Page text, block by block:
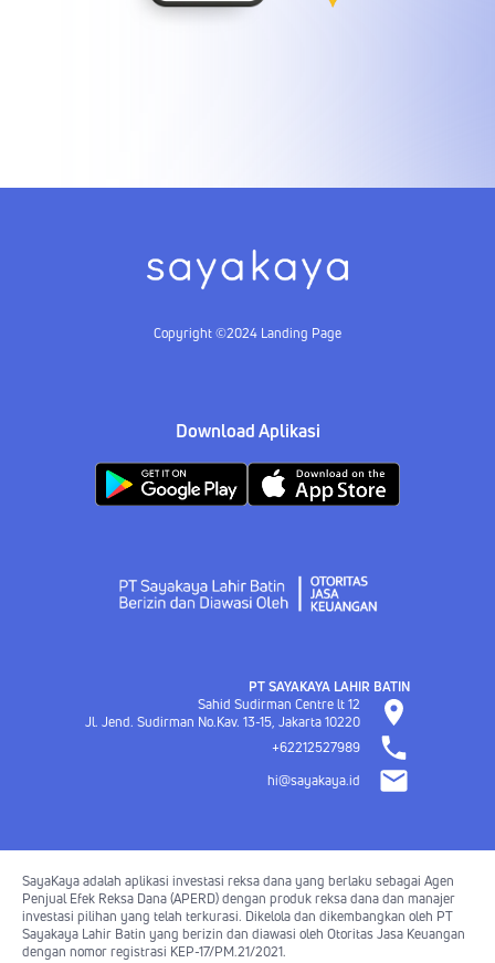
Copyright ©2024 Landing Page
Download Aplikasi
PT SAYAKAYA LAHIR BATIN
Sahid Sudirman Centre lt 12
Jl. Jend. Sudirman No.Kav. 13-15, Jakarta10220
+62212527989
hi@sayakaya.id
SayaKaya adalah aplikasi investasi reksa dana yang berlaku sebagai Agen
Penjual Efek Reksa Dana (APERD) dengan produk reksa dana dan manajer
investasi pilihan yang telah terkurasi. Dikelola dan dikembangkan oleh PT
Sayakaya Lahir Batin yang berizin dan diawasi oleh Otoritas Jasa Keuangan
dengan nomor registrasi KEP-17/PM.21/2021.